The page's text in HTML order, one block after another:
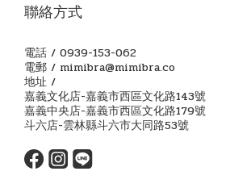
聯絡方式
電話 / 0939-153-062
電郵 / mimibra@mimibra.co
地址 /
嘉義文化店-嘉義市西區文化路143號
嘉義中央店-嘉義市西區文化路179號
斗六店-雲林縣斗六市大同路53號